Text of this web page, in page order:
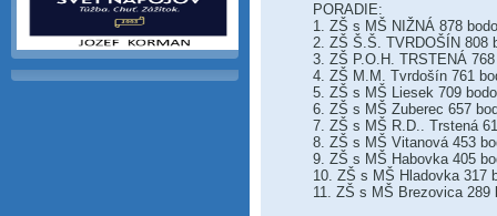
PORADIE:
1. ZŠ s MŠ NIŽNÁ 878
2. ZŠ Š.Š. TVRDOŠÍN 808
3. ZŠ P.O.H. TRSTENÁ
4. ZŠ M.M. Tvrdošín 761
5. ZŠ s MŠ Liesek 709
6. ZŠ s MŠ Zuberec 657
7. ZŠ s MŠ R.D.. Trstená
8. ZŠ s MŠ Vitanová 453
9. ZŠ s MŠ Habovka 405
10. ZŠ s MŠ Hladovka 317
11. ZŠ s MŠ Brezovica